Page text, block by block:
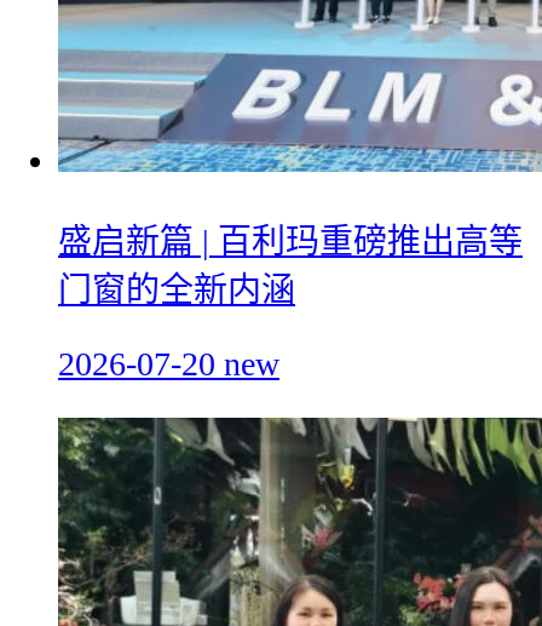
盛启新篇 | 百利玛重磅推出高等
门窗的全新内涵
2026-07-20 new